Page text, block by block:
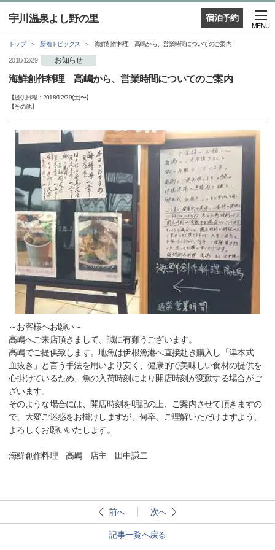
宿泊予約
宇川温泉よし野の里
MENU
トップ 新着トピックス 海鮮創作料理 高嶋から、営業時間についてのご案内
2018/12/29 お知らせ
海鮮創作料理 高嶋から、営業時間についてのご案内
【提供日程： 2018/12/29(土)〜】
【その他】
～お客様へお願い～
高嶋へご来店頂きまして、誠に有難うございます。
高嶋でご提供致します。地魚は伊根漁港へ直接赴き購入し「津本式
血抜き」と言う手法を用いより安く、健康的で美味しい食材の提供を
心掛けているため、魚の入荷時刻により開店時刻が変動する場合がご
ざいます。
そのような場合には、開店時刻を明記の上、ご案内させて頂きますの
で、大変ご迷惑をお掛けしますが、何卒、ご理解いただけますよう、
よろしくお願いいたします。
海鮮創作料理 高嶋 店主 田中謙二
前へ 次へ
記事一覧へ戻る